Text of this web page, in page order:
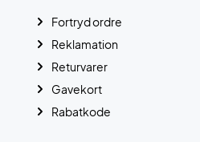
Fortryd ordre
Reklamation
Returvarer
Gavekort
Rabatkode